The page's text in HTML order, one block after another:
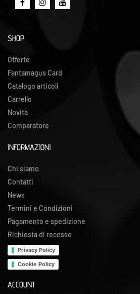
SHOP
Offerte
Fantamagus Card
Catalogo articoli
Carrello
Novità
Comparatore
INFORMAZIONI
Chi siamo
Contatti
News
Termini e Condizioni
Pagamento e spedizione
Richiesta di recesso
Privacy Policy
Cookie Policy
ACCOUNT